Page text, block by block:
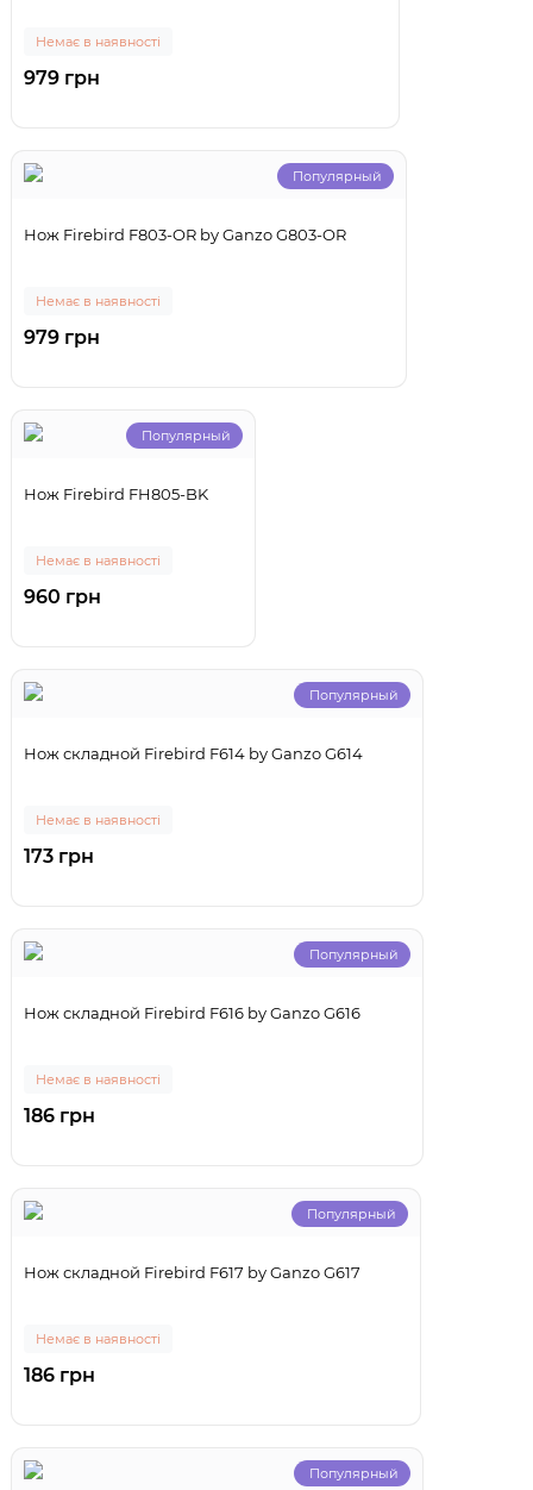
Немає в наявності
979 грн
Популярный
Нож Firebird F803-OR by Ganzo G803-OR
Немає в наявності
979 грн
Популярный
Нож Firebird FH805-BK
Немає в наявності
960 грн
Популярный
Нож складной Firebird F614 by Ganzo G614
Немає в наявності
173 грн
Популярный
Нож складной Firebird F616 by Ganzo G616
Немає в наявності
186 грн
Популярный
Нож складной Firebird F617 by Ganzo G617
Немає в наявності
186 грн
Популярный